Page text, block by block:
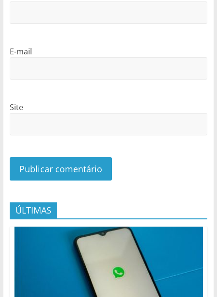
E-mail
Site
ÚLTIMAS